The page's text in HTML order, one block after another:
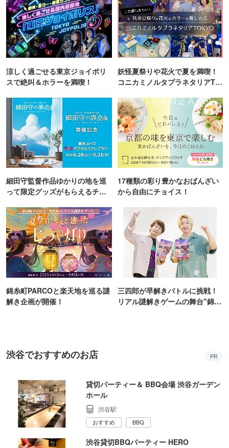
涼しく過ごせる東京ジョイポリ
スで絶叫＆ホラーを満喫！
妖怪夏祭りや花火で夏を満喫！
コニカミノルタプラネタリアTO
細田守監督作品ゆかりの地を巡
って限定グッズがもらえるチャ
17種類の彩り豊かなおばんざい
から自由にチョイス！
錦糸町PARCOと楽天地を巡る謎
解き企画が開催！
三四郎が早解きバトルに挑戦！
リアル謎解きゲームの舞台"錦糸
渋谷でおすすめのお店 PR
貸切パーティー＆ BBQ会場 渋谷ガーデン
ホール
渋谷駅
おすすめ BBQ
渋谷貸切BBQパーティー HERO